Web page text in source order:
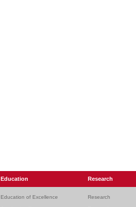
Education Research
Education of Excellence Research